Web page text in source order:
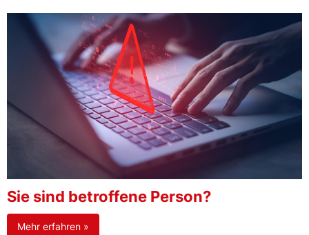
Sie sind betroffene Person?
Mehr erfahren »